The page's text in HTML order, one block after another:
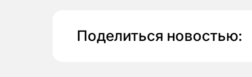
Поделиться новостью: